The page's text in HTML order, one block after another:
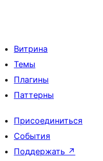
Витрина
Темы
Плагины
Паттерны
Присоединиться
События
Поддержать ↗